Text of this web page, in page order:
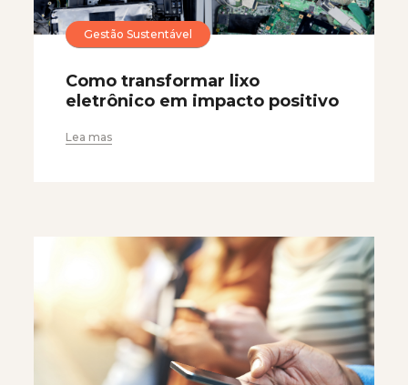
Gestão Sustentável
Como transformar lixo
eletrônico em impacto positivo
Lea mas